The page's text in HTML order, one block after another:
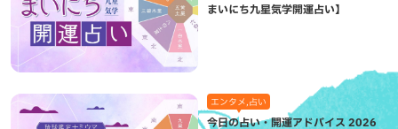
まいにち九星気学開運占い】
エンタメ,占い
今日の占い・開運アドバイス 2026